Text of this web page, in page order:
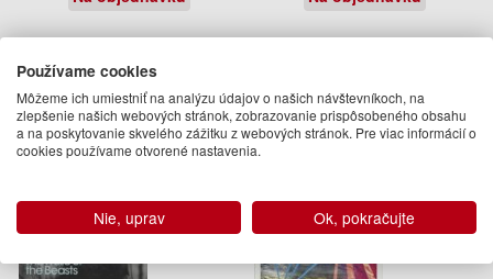
Používame cookies
Môžeme ich umiestniť na analýzu údajov o našich návštevníkoch, na
zlepšenie našich webových stránok, zobrazovanie prispôsobeného obsahu
a na poskytovanie skvelého zážitku z webových stránok. Pre viac informácií o
cookies používame otvorené nastavenia.
Nie, uprav Ok, pokračujte